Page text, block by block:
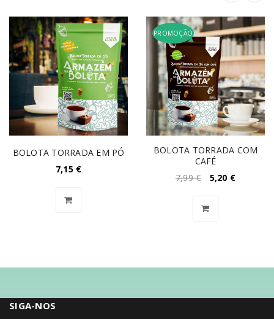
BOLOTA TORRADA EM PÓ
7,15 €
PROMOÇÃO
BOLOTA TORRADA COM
CAFÉ
7,99€ 5,20 €
SIGA-NOS